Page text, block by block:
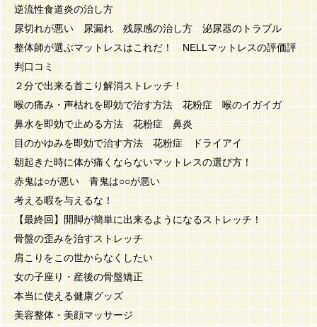
逆流性食道炎の治し方
尿切れが悪い 尿漏れ 残尿感の治し方 泌尿器のトラブル
整体師が選ぶマットレスはこれだ！ NELLマットレスの評価評
判口コミ
２分で出来る首こり解消ストレッチ！
喉の痛み・声枯れを即効で治す方法 花粉症 喉のイガイガ
鼻水を即効で止める方法 花粉症 鼻炎
目のかゆみを即効で治す方法 花粉症 ドライアイ
朝起きた時に体が痛くならないマットレスの選び方！
赤鬼は○が悪い 青鬼は○○が悪い
考える暇を与えるな！
【最終回】開脚が簡単に出来るようになるストレッチ！
骨盤の歪みを治すストレッチ
肩こりをこの世からなくしたい
女の子座り・産後の骨盤矯正
本当に使える健康グッズ
美容整体・美顔マッサージ